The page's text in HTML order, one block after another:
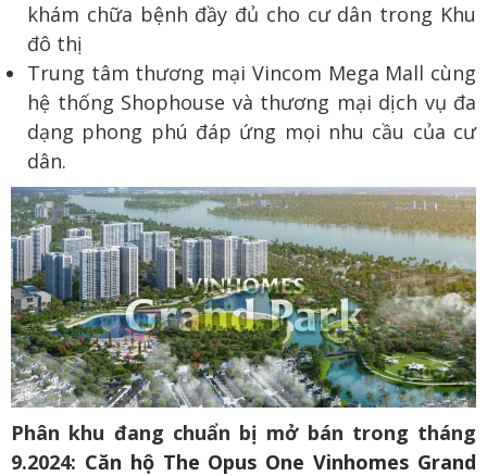
khám chữa bệnh đầy đủ cho cư dân trong Khu
đô thị
Trung tâm thương mại Vincom Mega Mall cùng
hệ thống Shophouse và thương mại dịch vụ đa
dạng phong phú đáp ứng mọi nhu cầu của cư
dân.
Phân khu đang chuẩn bị mở bán trong tháng
9.2024: Căn hộ The Opus One Vinhomes Grand